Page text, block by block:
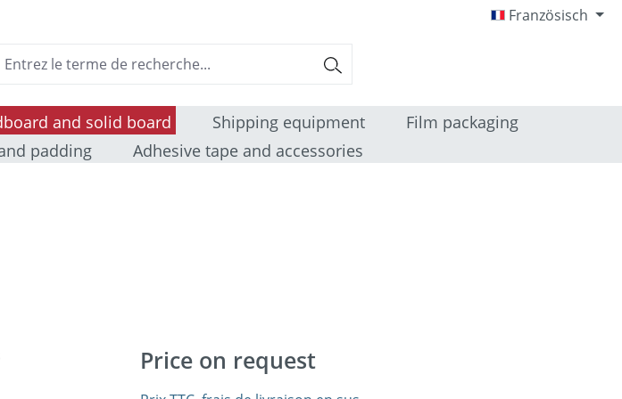
Französisch
and solid board Shipping equipment
Film packaging
padding Adhesive tape and accessories
Price on request